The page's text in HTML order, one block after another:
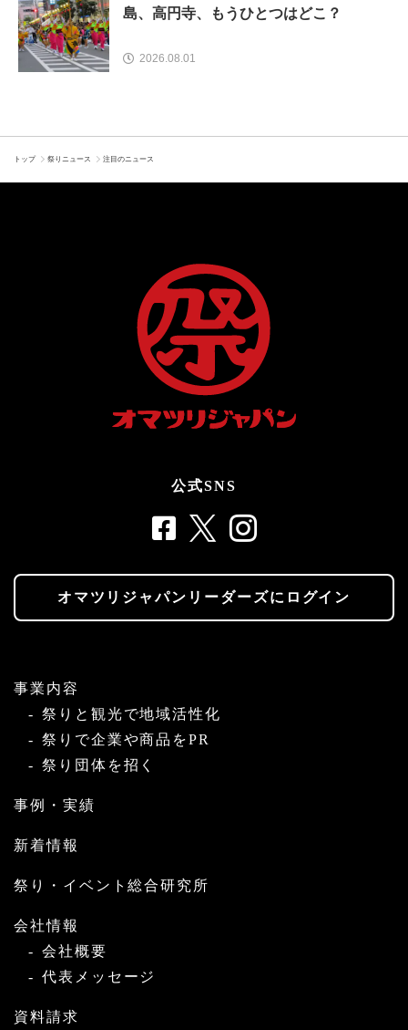
島、高円寺、もうひとつはどこ？
2026.08.01
トップ 祭りニュース 注目のニュース
公式SNS
オマツリジャパンリーダーズにログイン
事業内容
祭りと観光で地域活性化
祭りで企業や商品をPR
祭り団体を招く
事例・実績
新着情報
祭り・イベント総合研究所
会社情報
会社概要
代表メッセージ
資料請求